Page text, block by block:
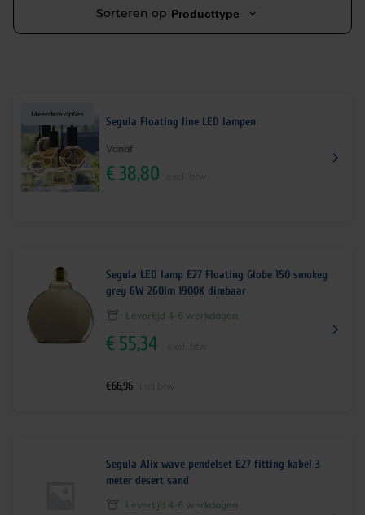
Sorteren op Producttype
Meerdere opties
Segula Floating line LED lampen
Vanaf
€38,80
Segula LED lamp E27 Floating Globe 150 smokey
grey 6W 260lm 1900K dimbaar
Levertijd 4-6 werkdagen
€ 55,34
€66,96
Segula Alix wave pendelset E27 fitting kabel 3
meter desert sand
Levertijd 4-6 werkdagen